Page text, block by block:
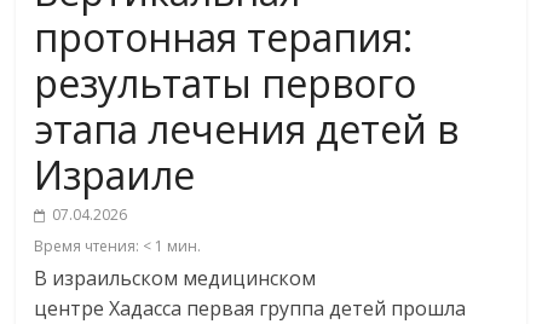
протонная терапия:
результаты первого
этапа лечения детей в
Израиле
07.04.2026
Время чтения: < 1 мин.
В израильском медицинском
центре Хадасса первая группа детей прошла